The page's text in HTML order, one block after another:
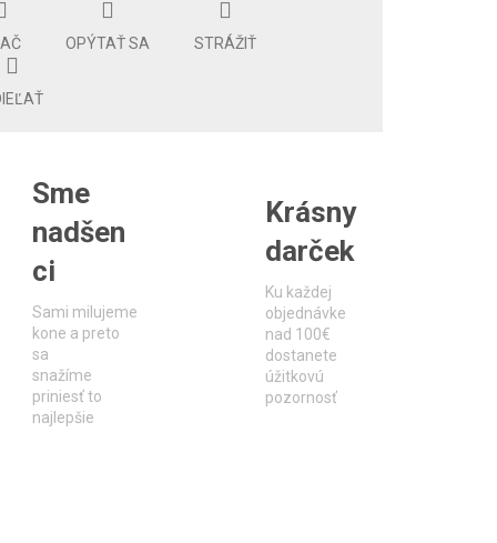
OPÝTAŤ SA STRÁŽIŤ
Sme
nadšen
ci
Sami milujeme
kone a preto
sa
snažíme
priniesť to
najlepšie
Krásny
darček
Ku každej
objednávke
nad 100€
dostanete
úžitkovú
pozornosť